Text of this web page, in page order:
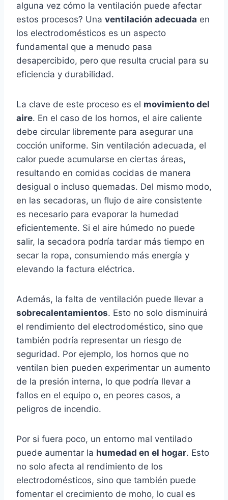
alguna vez cómo la ventilación puede afectar
estos procesos? Una ventilación adecuada en
los electrodomésticos es un aspecto
fundamental que a menudo pasa
desapercibido, pero que resulta crucial para su
eficiencia y durabilidad.
La clave de este proceso es el movimiento del
aire. En el caso de los hornos, el aire caliente
debe circular libremente para asegurar una
cocción uniforme. Sin ventilación adecuada, el
calor puede acumularse en ciertas áreas,
resultando en comidas cocidas de manera
desigual o incluso quemadas. Del mismo modo,
en las secadoras, un flujo de aire consistente
es necesario para evaporar la humedad
eficientemente. Si el aire húmedo no puede
salir, la secadora podría tardar más tiempo en
secar la ropa, consumiendo más energía y
elevando la factura eléctrica.
Además, la falta de ventilación puede llevar a
sobrecalentamientos. Esto no solo disminuirá
el rendimiento del electrodoméstico, sino que
también podría representar un riesgo de
seguridad. Por ejemplo, los hornos que no
ventilan bien pueden experimentar un aumento
de la presión interna, lo que podría llevar a
fallos en el equipo o, en peores casos, a
peligros de incendio.
Por si fuera poco, un entorno mal ventilado
puede aumentar la humedad en el hogar. Esto
no solo afecta al rendimiento de los
electrodomésticos, sino que también puede
fomentar el crecimiento de moho, lo cual es